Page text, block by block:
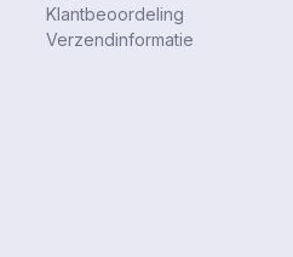
Klantbeoordeling
Verzendinformatie